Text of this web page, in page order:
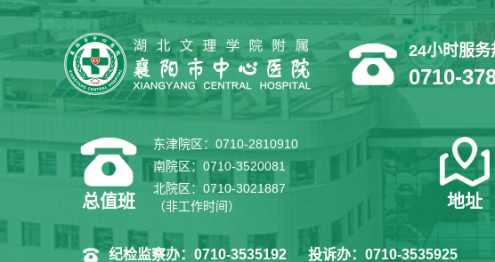
24小时服务
0710-
总值班
东津院区：0710-2810910
南院区：0710-3520081
北院区：0710-3021887
（非工作时间）
地址
纪检监察办：0710-3535192 投诉办：0710-3535925